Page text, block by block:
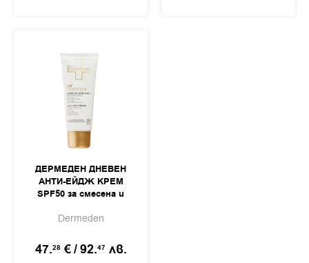
ДЕРМЕДЕН ДНЕВЕН
АНТИ-ЕЙДЖ КРЕМ
SPF50 за смесена и
Dermeden
47.28 €/92.47 лв.